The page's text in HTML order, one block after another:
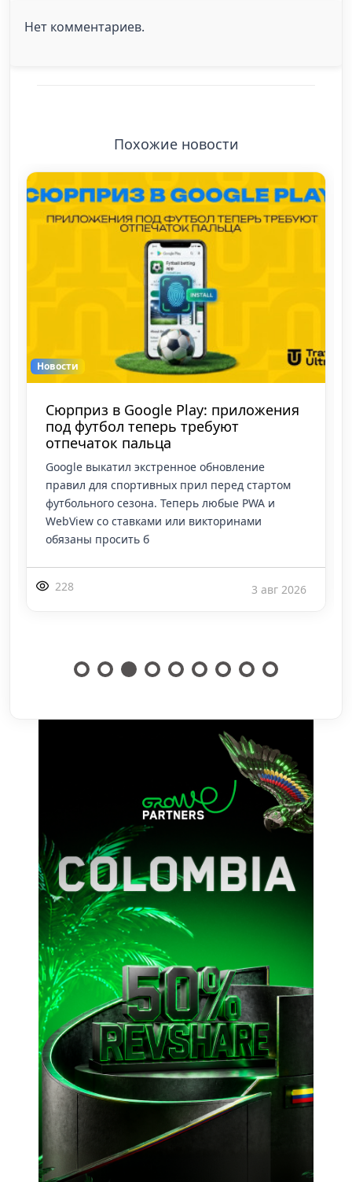
Нет комментариев.
Похожие новости
Новости
Google Ads снял лимиты: лид-формы
Lead Form Assets теперь доступны с
нуля
Google Ads отменил условие об обязательном
спенде от $50 000 на аккаунте для
подключения встроенных лид-форм (Lead Form
Assets). Теперь форму сбора контактов в
Поиске, Yo
242 27 июл 2026